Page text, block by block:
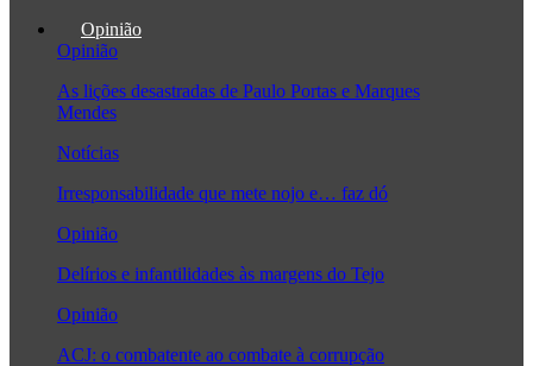
Opinião
Opinião
As lições desastradas de Paulo Portas e Marques
Mendes
Notícias
Irresponsabilidade que mete nojo e… faz dó
Opinião
Delírios e infantilidades às margens do Tejo
Opinião
ACJ: o combatente ao combate à corrupção